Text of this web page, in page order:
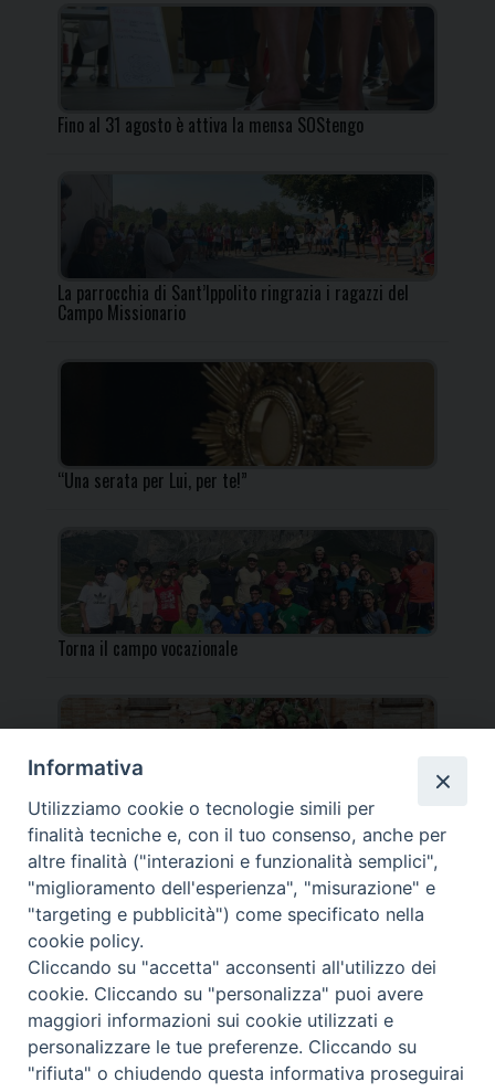
Fino al 31 agosto è attiva la mensa SOStengo
La parrocchia di Sant’Ippolito ringrazia i ragazzi del
Campo Missionario
“Una serata per Lui, per te!”
Torna il campo vocazionale
Torna il Campo Missionario Diocesano
_____________________________________________________
_____________________________
DIOCESI DI FANO FOSSOMBRONE CAGLI PERGOLA | Via Roma,
118 - 61032 FANO (PU) |
Tel. 0721 803737 o 826044 | Cod. Fiscale 90003900413
Note legali| Privacy
Informativa
Utilizziamo cookie o tecnologie simili per
finalità tecniche e, con il tuo consenso, anche per
altre finalità ("interazioni e funzionalità semplici",
"miglioramento dell'esperienza", "misurazione" e
"targeting e pubblicità") come specificato nella
cookie policy.
Cliccando su "accetta" acconsenti all'utilizzo dei
cookie. Cliccando su "personalizza" puoi avere
maggiori informazioni sui cookie utilizzati e
personalizzare le tue preferenze. Cliccando su
"rifiuta" o chiudendo questa informativa proseguirai